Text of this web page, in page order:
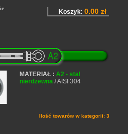
MATERIAŁ : A2 - stal
nierdzewna/ AISI 304
Ilość towarów w kategorii: 3
Koszyk:0.00 zł